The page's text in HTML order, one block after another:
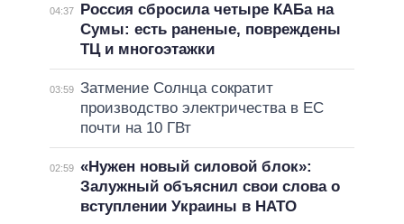
04:37
Россия сбросила четыре КАБа на
Сумы: есть раненые, повреждены
ТЦ и многоэтажки
03:59 Затмение Солнца сократит
производство электричества в ЕС
почти на 10 ГВт
02:59 «Нужен новый силовой блок»:
Залужный объяснил свои слова о
вступлении Украины в НАТО